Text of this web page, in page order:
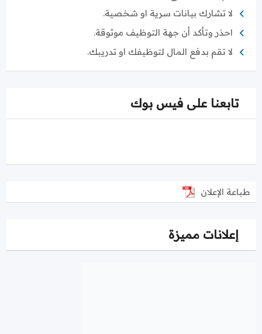
لا تشارك بيانات سرية او شخصية.
احذر وتأكد أن جهة التوظيف موثوقة.
لا تقم بدفع المال لتوظيفك او تدريبك.
تابعنا على فيس بوك
طباعة الإعلان
إعلانات مميزة